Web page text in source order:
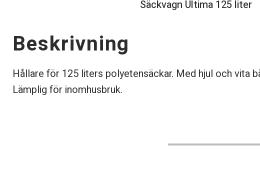
Säckvagn Ultima 125 liter
Beskrivning
Hållare för 125 liters polyetensäckar. Med hjul och vita
Lämplig för inomhusbruk.